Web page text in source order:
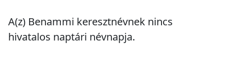
A(z) Benammi keresztnévnek nincs
hivatalos naptári névnapja.